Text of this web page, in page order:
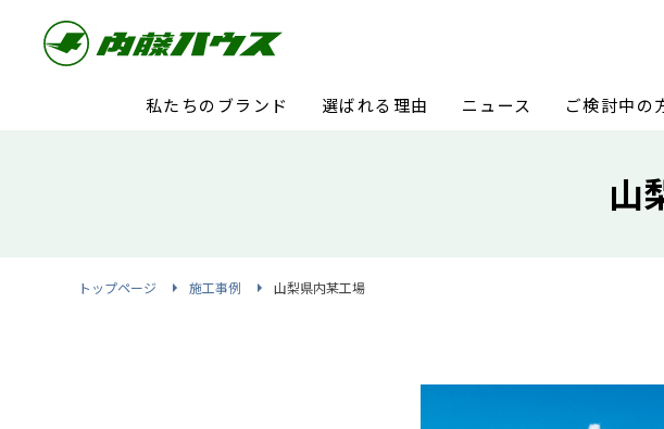
私たちのブランド 選ばれる理由 ニュース ご検討中の
山
トップページ 施工事例 山梨県内某工場